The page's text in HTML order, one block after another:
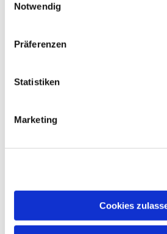
Notwendig
Präferenzen
Statistiken
Marketing
Cookies
Künstlerinnen und
Prominenten, die von
Grevener pfingstliche
Kalender